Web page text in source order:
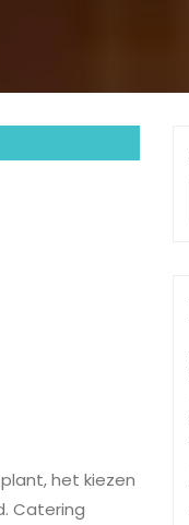
het kiezen
Catering